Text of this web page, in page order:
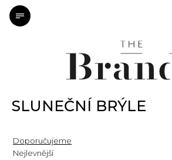
SLUNEČNÍ BRÝLE
Doporučujeme
Nejlevnější